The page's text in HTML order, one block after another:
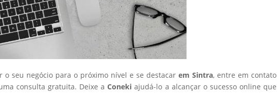
o seu negócio para o próximo nível e se destacarem Sintra, entre em contato
consulta gratuita. Deixe aConeki ajudá-lo a alcançar o sucesso online que